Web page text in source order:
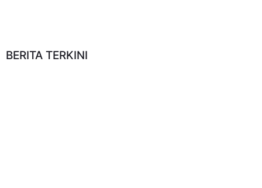
BERITA TERKINI